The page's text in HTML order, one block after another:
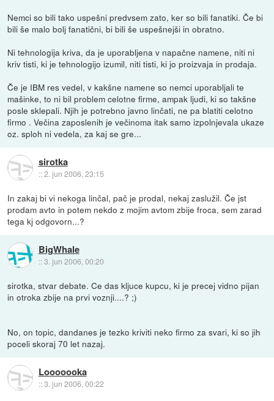
Nemci so bili tako uspešni predvsem zato, ker so bili fanatiki. Če bi
bili še malo bolj fanatični, bi bili še uspešnejši in obratno.
Ni tehnologija kriva, da je uporabljena v napačne namene, niti ni
kriv tisti, ki je tehnologijo izumil, niti tisti, ki jo proizvaja in prodaja.
Če je IBM res vedel, v kakšne namene so nemci uporabljali te
mašinke, to ni bil problem celotne firme, ampak ljudi, ki so takšne
posle sklepali. Njih je potrebno javno linčati, ne pa blatiti celotno
firmo . Večina zaposlenih je večinoma itak samo izpolnjevala ukaze
oz. sploh ni vedela, za kaj se gre...
sirotka
::2. jun 2006, 23:15
In zakaj bi vi nekoga linčal, pač je prodal, nekaj zaslužil. Če jst
prodam avto in potem nekdo z mojim avtom zbije froca, sem zarad
tega kj odgovorn...?
BigWhale
::3. jun 2006, 00:20
sirotka, stvar debate. Ce das kljuce kupcu, ki je precej vidno pijan
in otroka zbije na prvi voznji....? ;)
No, on topic, dandanes je tezko kriviti neko firmo za svari, ki so jih
poceli skoraj 70 let nazaj.
Looooooka
::3. jun 2006, 00:22